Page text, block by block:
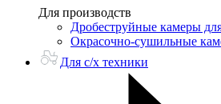
Для производств
Дробеструйные камеры
Окрасочно-сушильные
Для с/х техники